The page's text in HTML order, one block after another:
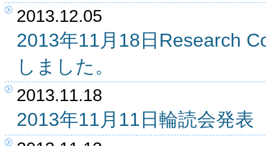
2013.12.05
2013年11月18日Research
しました。
2013.11.18
2013年11月11日輪読会発